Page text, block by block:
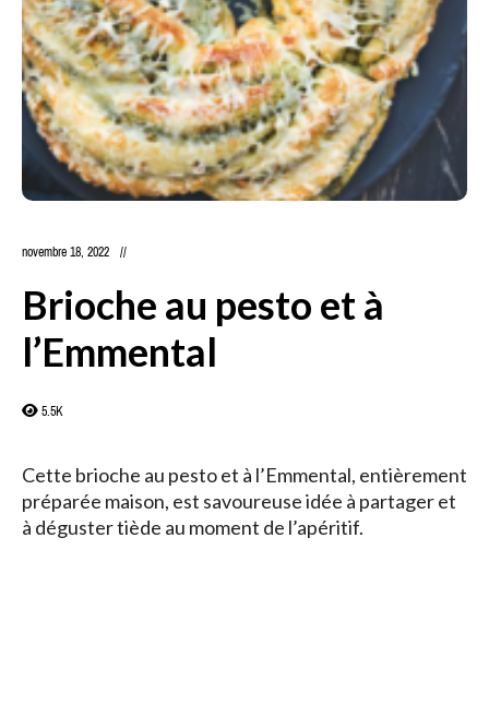
novembre 18, 2022
Brioche au pesto et à
l’Emmental
5.5K
Cette brioche au pesto et à l’Emmental, entièrement
préparée maison, est savoureuse idée à partager et
à déguster tiède au moment de l’apéritif.